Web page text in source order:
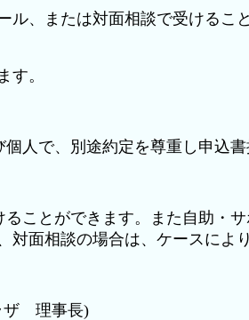
、または対面相談で受けるこ
す。
人で、別途約定を尊重し申込
ことができます。また自助・
面相談の場合は、ケースによ
ザ 理事長)